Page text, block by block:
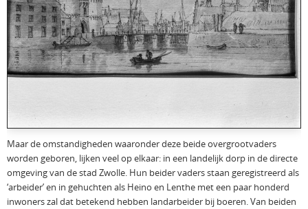
Maar de omstandigheden waaronder deze beide overgrootvaders
worden geboren, lijken veel op elkaar: in een landelijk dorp in de directe
omgeving van de stad Zwolle. Hun beider vaders staan geregistreerd als
‘arbeider’ en in gehuchten als Heino en Lenthe met een paar honderd
inwoners zal dat betekend hebben landarbeider bij boeren. Van beiden